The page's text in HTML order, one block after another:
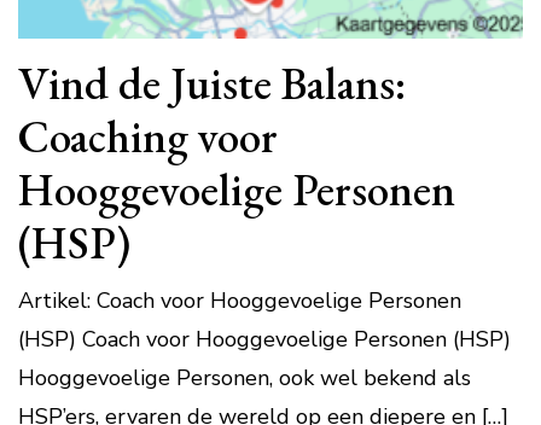
Vind de Juiste Balans:
Coaching voor
Hooggevoelige Personen
(HSP)
Artikel: Coach voor Hooggevoelige Personen
(HSP) Coach voor Hooggevoelige Personen (HSP)
Hooggevoelige Personen, ook wel bekend als
HSP’ers, ervaren de wereld op een diepere en […]